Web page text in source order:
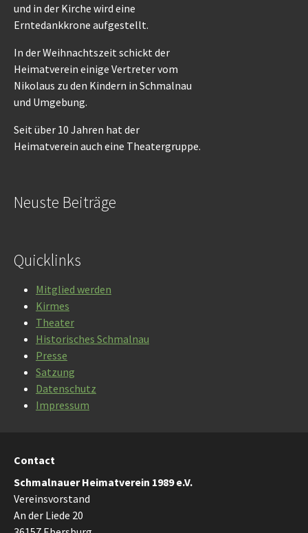
und in der Kirche wird eine
Erntedankkrone aufgestellt.
In der Weihnachtszeit schickt der
Heimatverein einige Vertreter vom
Nikolaus zu den Kindern in Schmalnau
und Umgebung.
Seit über 10 Jahren hat der
Heimatverein auch eine Theatergruppe.
Neuste Beiträge
Quicklinks
Mitglied werden
Kirmes
Theater
Historisches Schmalnau
Presse
Satzung
Datenschutz
Impressum
Contact
Schmalnauer Heimatverein 1989 e.V.
Vereinsvorstand
An der Liede 20